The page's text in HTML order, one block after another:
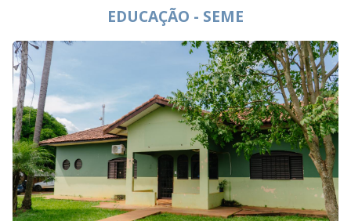
EDUCAÇÃO - SEME